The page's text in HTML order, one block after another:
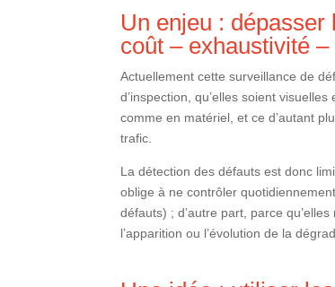
Un enjeu : dépasser
coût – exhaustivité
Actuellement cette surveillance de
d’inspection, qu’elles soient
comme en matériel, et ce d’autant
trafic.
La détection des défauts est donc
oblige à ne contrôler
défauts) ; d’autre part, parce
l’apparition ou l’évolution de la